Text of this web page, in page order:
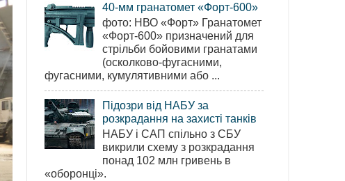
40-мм гранатомет «Форт-600»
фото: НВО «Форт» Гранатомет
«Форт-600» призначений для
стрільби бойовими гранатами
(осколково-фугасними,
фугасними, кумулятивними або ...
Підозри від НАБУ за
розкрадання на захисті танків
НАБУ і САП спільно з СБУ
викрили схему з розкрадання
понад 102 млн гривень в
«оборонці».